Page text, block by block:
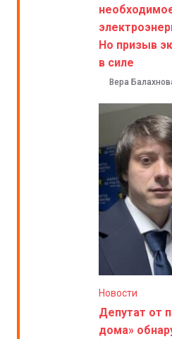
Но призыв
в силе
Вера
Новости
Депутат от
дома»